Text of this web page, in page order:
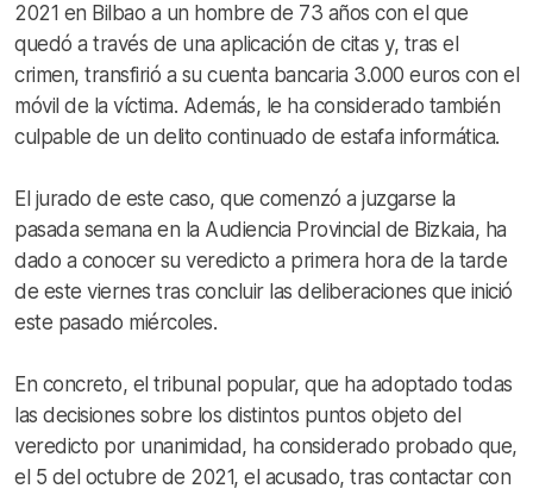
2021 en Bilbao a un hombre de 73 años con el que
quedó a través de una aplicación de citas y, tras el
crimen, transfirió a su cuenta bancaria 3.000 euros con el
móvil de la víctima. Además, le ha considerado también
culpable de un delito continuado de estafa informática.
El jurado de este caso, que comenzó a juzgarse la
pasada semana en la Audiencia Provincial de Bizkaia, ha
dado a conocer su veredicto a primera hora de la tarde
de este viernes tras concluir las deliberaciones que inició
este pasado miércoles.
En concreto, el tribunal popular, que ha adoptado todas
las decisiones sobre los distintos puntos objeto del
veredicto por unanimidad, ha considerado probado que,
el 5 del octubre de 2021, el acusado, tras contactar con